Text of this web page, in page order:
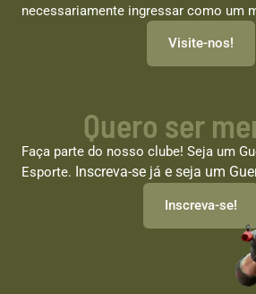
necessariamente ingressar como um
Visite-nos!
Quero ser
Faça parte do nosso clube! Seja um
Esporte. Inscreva-se já e seja um
Inscreva-se!